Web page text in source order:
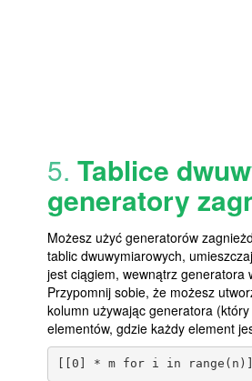
5. Tablice
generatory
Możesz użyć generatorów
tablic dwuwymiarowych,
jest ciągiem, wewnątrz generatora
Przypomnij sobie, że możesz
kolumn używając generatora
elementów, gdzie każdy element